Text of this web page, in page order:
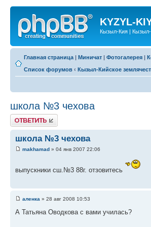
KYZYL-
Кызыл-Кия |
Главная страница | Миничат | Фотогалерея |
Список форумов ‹ Кызыл-Кийское
школа №3 чехова
Ответить
школа №3 чехова
makhamad » 04 янв 2007 22:06
выпускники сш.№3 88г. отзовитесь
аленка » 28 авг 2008 10:53
А Татьяна Оводкова с вами училась?